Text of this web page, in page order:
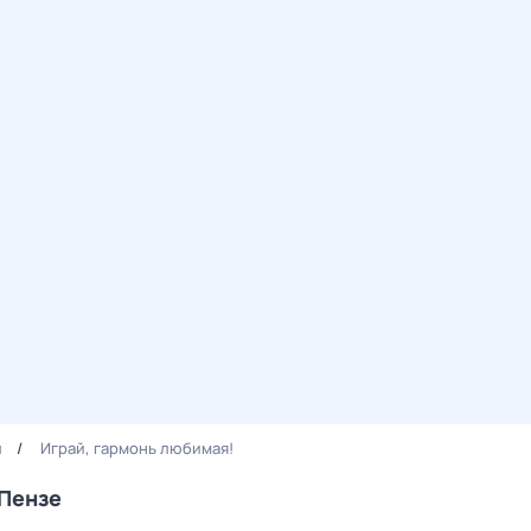
Играй, гармонь любимая!